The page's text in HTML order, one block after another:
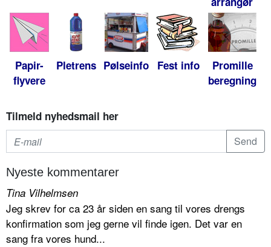
Papir-
flyvere
Pletrens Pølseinfo Fest info
Promille
beregning
Tilmeld nyhedsmail her
Nyeste kommentarer
Tina Vilhelmsen
Jeg skrev for ca 23 år siden en sang til vores drengs
konfirmation som jeg gerne vil finde igen. Det var en
sang fra vores hund...